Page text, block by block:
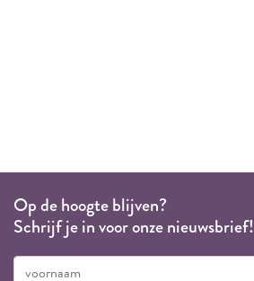
Op de hoogte blijven?
Schrijf je in voor onze nieuwsbrief!